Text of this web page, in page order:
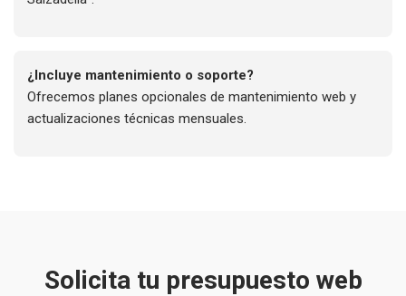
¿Incluye mantenimiento o soporte?
Ofrecemos planes opcionales de mantenimiento web y
actualizaciones técnicas mensuales.
Solicita tu presupuesto web